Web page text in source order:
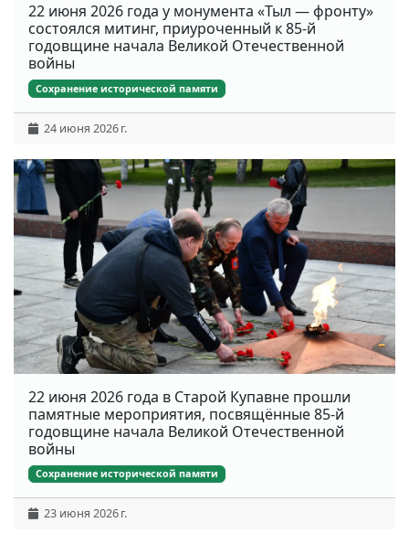
22 июня 2026 года у монумента «Тыл — фронту»
состоялся митинг, приуроченный к 85-й
годовщине начала Великой Отечественной
войны
Сохранение исторической памяти
24 июня 2026 г.
22 июня 2026 года в Старой Купавне прошли
памятные мероприятия, посвящённые 85-й
годовщине начала Великой Отечественной
войны
Сохранение исторической памяти
23 июня 2026 г.